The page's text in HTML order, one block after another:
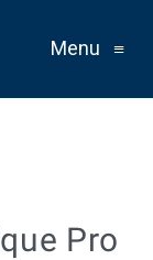
Menu ≡
Pro